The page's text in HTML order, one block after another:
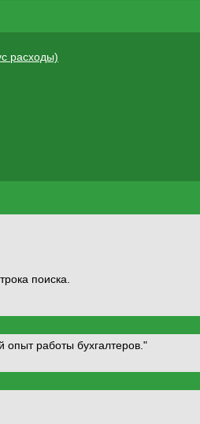
расходы)
поиска.
работы бухгалтеров.